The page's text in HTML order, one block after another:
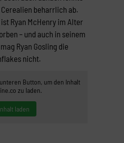
Cerealien beharrlich ab.
Ryan McHenry im Alter
– und auch in seinem
Ryan Gosling die
nicht.
Button, um den Inhalt
zu laden.
laden